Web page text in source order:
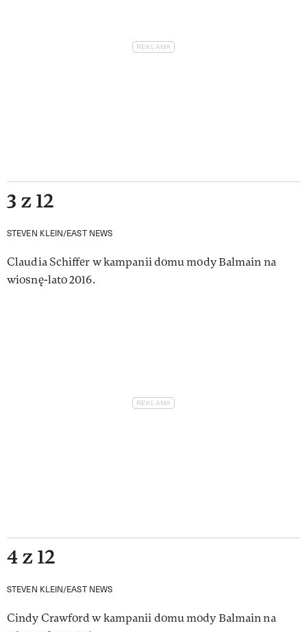
3 z 12
STEVEN KLEIN/EAST NEWS
Claudia Schiffer w kampanii domu mody Balmain na
wiosnę-lato 2016.
4 z 12
STEVEN KLEIN/EAST NEWS
Cindy Crawford w kampanii domu mody Balmain na